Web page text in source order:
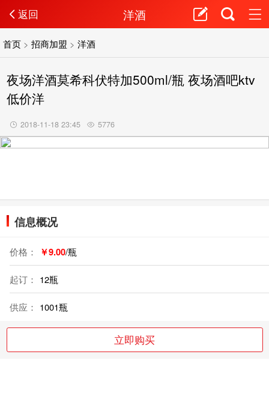
返回 洋酒
首页 >招商加盟 >洋酒
夜场洋酒莫希科伏特加500ml/瓶 夜场酒吧ktv
低价洋
2018-11-18 23:45 5776
信息概况
价格： ￥9.00/瓶
起订： 12瓶
供应： 1001瓶
立即购买